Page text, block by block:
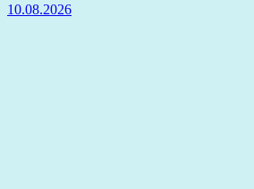
10.08.2026